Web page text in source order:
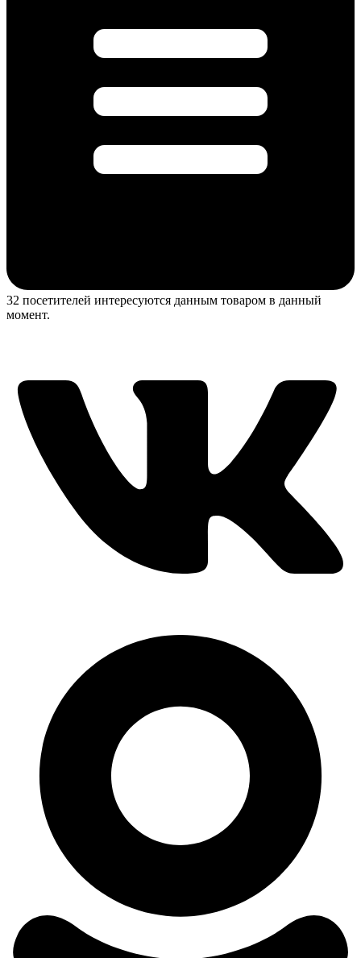
32 посетителей интересуются данным товаром в данный
момент.